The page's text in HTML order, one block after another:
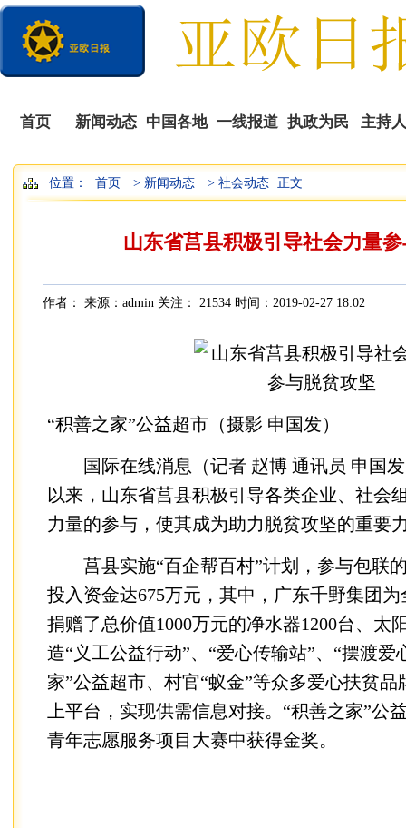
首页 新闻动态 中国各地 一线报道 执政为民 主持
播
位置： 首页 > 新闻动态 > 社会动态 正文
山东省莒县积极引导社会力量
作者： 来源：admin 关注： 21534 时间：2019-02-27 18:02
“积善之家”公益超市（摄影 申国发）
国际在线消息（记者 赵博 通讯员 申国发
以来，山东省莒县积极引导各类企业、社会
力量的参与，使其成为助力脱贫攻坚的重要
莒县实施“百企帮百村”计划，参与包联的
投入资金达675万元，其中，广东千野集团为
捐赠了总价值1000万元的净水器1200台、太
造“义工公益行动”、“爱心传输站”、“摆渡爱
家”公益超市、村官“蚁金”等众多爱心扶贫
上平台，实现供需信息对接。“积善之家”公
青年志愿服务项目大赛中获得金奖。